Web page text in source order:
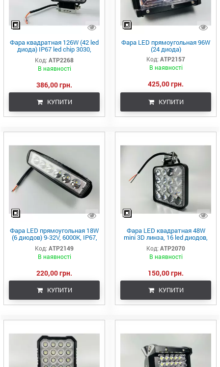
Фара квадратная 126W (42 led
диода) IP67 led chip 3030,
алюминиевый корпус,
крепление
Код: ATP2268
В наявності
386,00 грн.
КУПИТИ
Фара LED прямоугольная 96W
(24 диода)
Код: АТР2157
В наявності
425,00 грн.
КУПИТИ
Фара LED прямоугольная 18W
(6 диодов) 9-32V, 6000K, IP67,
led chip 3030
Код: ATP2149
В наявності
220,00 грн.
КУПИТИ
Фара LED квадратная 48W
mini 3D линза, 16 led диодов,
6500K, 9-80В
Код: ATP2070
В наявності
150,00 грн.
КУПИТИ